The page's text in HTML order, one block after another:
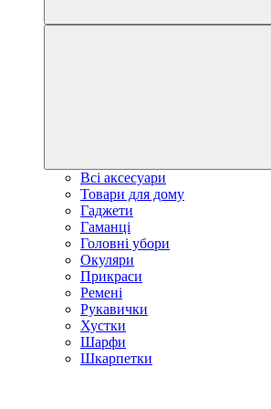
Всі аксесуари
Товари для дому
Гаджети
Гаманці
Головні убори
Окуляри
Прикраси
Ремені
Рукавички
Хустки
Шарфи
Шкарпетки